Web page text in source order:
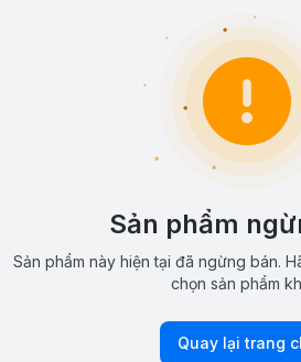
Sản phẩm
Sản phẩm này hiện tại đã ngừng bán.
chọn sản phẩm
Quay lại trang